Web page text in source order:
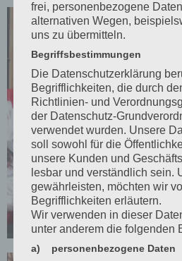
Sieger Schauklasse A
frei, personenbezogene
alternativen Wegen,
uns zu übermitteln.
Begriffsbestimmungen
Die Datenschutzerklärung
Begrifflichkeiten, die durch
Richtlinien- und
der Datenschutz-
verwendet wurden. Unsere
soll sowohl für die
unsere Kunden und
lesbar und verständlich sein.
gewährleisten, möchten wir
Begrifflichkeiten erläutern.
Wir verwenden in dieser
unter anderem die folgenden
a) personenbezogene Daten